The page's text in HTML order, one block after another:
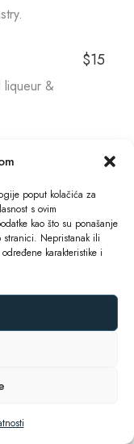
poput kolačića za
s ovim
kao što su ponašanje
Nepristanak ili
karakteristike i
$15
liqueur &
$29
$15
cream,